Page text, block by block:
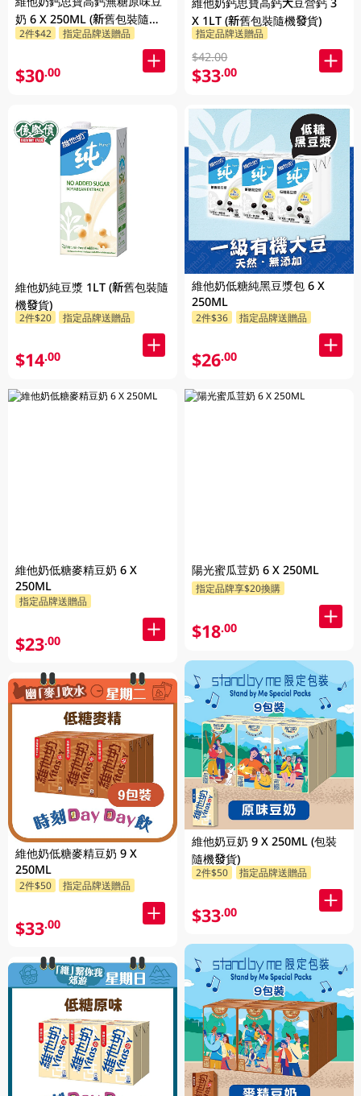
奶 6 X 250ML (新舊包裝隨機
發貨)
2件$42 指定品牌送贈品
$30.00
維他奶純豆漿 1LT (新舊包裝隨
機發貨)
2件$20 指定品牌送贈品
$14.00
維他奶低糖麥精豆奶 6 X
250ML
指定品牌送贈品
$23.00
維他奶低糖麥精豆奶 9 X
250ML
2件$50 指定品牌送贈品
$33.00
X 1LT (新舊包裝隨機發貨)
指定品牌送贈品
$42.00
$33.00
維他奶低糖純黑豆漿包 6 X
250ML
2件$36 指定品牌送贈品
$26.00
陽光蜜瓜荳奶 6 X 250ML
指定品牌享$20換購
$18.00
維他奶豆奶 9 X 250ML (包裝
隨機發貨)
2件$50 指定品牌送贈品
$33.00